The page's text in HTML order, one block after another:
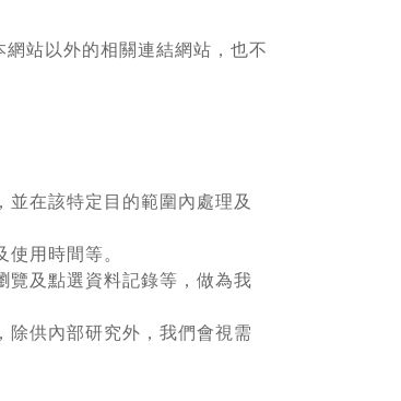
站以外的相關連結網站，也不
在該特定目的範圍內處理及
用時間等。
覽及點選資料記錄等，做為我
供內部研究外，我們會視需